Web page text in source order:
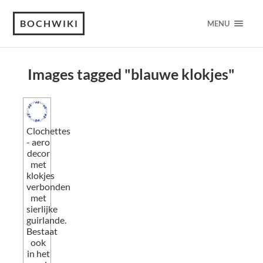
BOCHWIKI MENU
Images tagged "blauwe klokjes"
Clochettes
- aero
decor
met
klokjes
verbonden
met
sierlijke
guirlande.
Bestaat
ook
in het